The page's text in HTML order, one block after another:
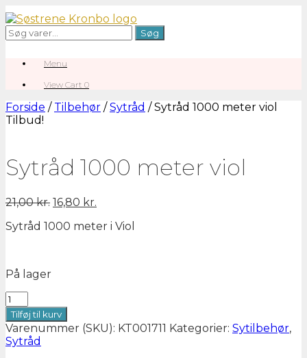
Gå
til
indhold
Søg
efter:
Søg
Menu
View
cart
View Cart 0
Forside / Tilbehør /Sytråd / Sytråd 1000 meter viol
Tilbud!
Sytråd 1000 meter viol
21,00kr. Den
pris
16,80 kr.
pris
Sytråd 1000 meter i Viol
På lager
Sytråd
1000
meter
viol
antal
Tilføj til kurv
Varenummer (SKU): KT001711 Kategorier: Sytilbehør,
Sytråd